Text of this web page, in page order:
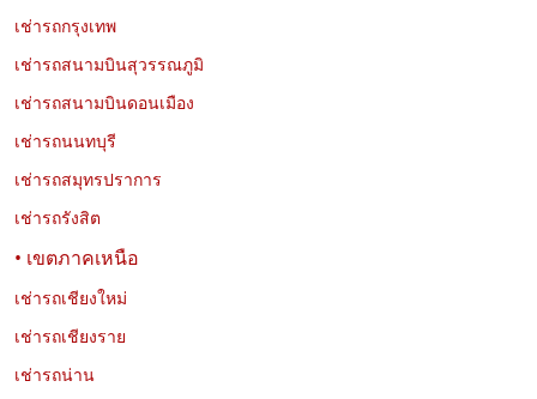
Jaecoo 5 EV ดีไหม? รถไฟฟ้า SUV น่าใช้ ขับสบาย ประหยัด
พลังงาน
รีวิว Jaecoo 5 EV รถไฟฟ้า SUV 5 ที่นั่ง ดีไซน์พรีเมียม ขับสบาย
ประหยัดพลังงาน เหมาะสำหรับเช่าขับในเมืองและเดินทางต่างจังหวัด
กับ Exclusive Car Rental
เช่ารถกรุงเทพ
เช่ารถสนามบินสุวรรณภูมิ
เช่ารถสนามบินดอนเมือง
เช่ารถนนทบุรี
เช่ารถสมุทรปราการ
เช่ารถรังสิต
• เขตภาคเหนือ
เช่ารถเชียงใหม่
เช่ารถเชียงราย
เช่ารถน่าน